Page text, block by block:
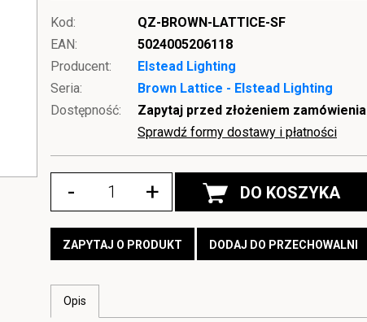
Kod:
QZ-BROWN-LATTICE-SF
EAN:
5024005206118
Producent:
Elstead Lighting
Seria:
Brown Lattice - Elstead Lighting
Dostępność:
Zapytaj przed złożeniem zamówienia
Sprawdź formy dostawy i płatności
- + DO KOSZYKA
ZAPYTAJ O PRODUKT DODAJ DO PRZECHOWALNI
Opis